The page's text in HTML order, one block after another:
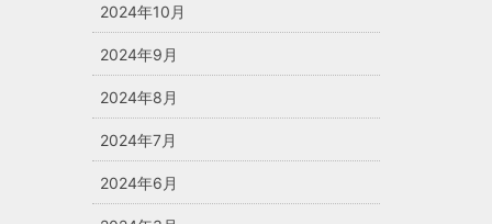
2024年10月
2024年9月
2024年8月
2024年7月
2024年6月